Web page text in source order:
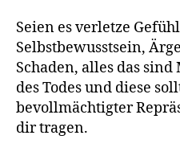
Seien es verletze
Selbstbewusstsein,
Schaden, alles das
des Todes und diese
bevollmächtigter
dir tragen.